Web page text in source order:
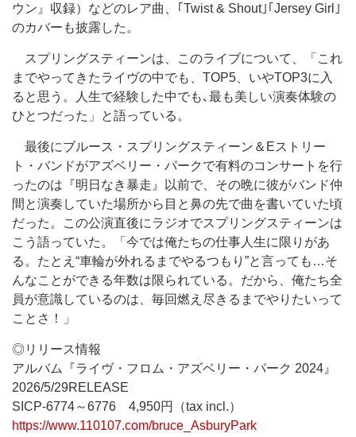
ウン』収録）などのレア曲、｢Twist & Shout｣｢Jersey Girl｣
のカバーも披露した。
スプリングスティーンは、このライブについて、「これ
までやってきたライヴの中でも、TOP5、いやTOP3に入
ると思う。人生で経験した中でも､最も美しい演奏体験の
ひとつだった」と語っている。
最後にブルース・スプリングスティーン＆Eストリー
ト・バンドがアズベリー・パークで有料のコンサートを行
ったのは『明日なき暴走』以前で、その晩に彼がバンド仲
間と演奏していた場所から目と鼻の先で曲を書いていた頃
だった。この公演直後にラジオでスプリングスティーンは
こう語っていた。「今では俺たちの仕事人生に限りがあ
る。たとえ“車輪が外れるまでやるつもり”と言っても…そ
んなことができる年数は限られている。だから、俺たち全
員が意識しているのは、毎回燃え尽きるまでやりたいって
ことさ！」
◎リリース情報
アルバム『ライヴ・フロム・アズベリー・パーク 2024』
2026/5/29RELEASE
SICP-6774～6776 4,950円（tax incl.）
https://www.110107.com/bruce_AsburyPark